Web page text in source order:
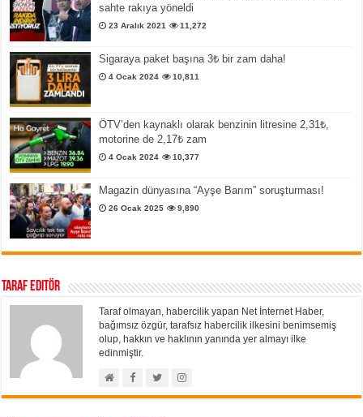
sahte rakıya yöneldi
23 Aralık 2021 11,272
Sigaraya paket başına 3₺ bir zam daha!
4 Ocak 2024 10,811
ÖTV’den kaynaklı olarak benzinin litresine 2,31₺,
motorine de 2,17₺ zam
4 Ocak 2024 10,377
Magazin dünyasına “Ayşe Barım” soruşturması!
26 Ocak 2025 9,890
Taraf Editör
Taraf olmayan, habercilik yapan Net İnternet Haber,
bağımsız özgür, tarafsız habercilik ilkesini benimsemiş
olup, hakkın ve haklının yanında yer almayı ilke
edinmiştir.